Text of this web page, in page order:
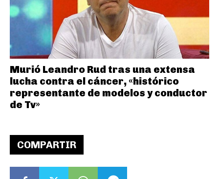
COMPARTIR
Murió Leandro Rud tras una extensa
lucha contra el cáncer, «histórico
representante de modelos y conductor
de Tv»